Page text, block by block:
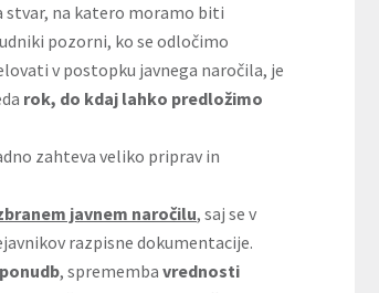
stvar, na katero moramo biti
pozorni, ko se odločimo
v postopku javnega naročila, je
rok, do kdaj lahko predložimo
zahteva veliko priprav in
javnem naročilu, saj se v
razpisne dokumentacije.
, sprememba vrednosti